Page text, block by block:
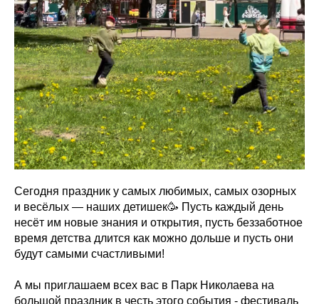
Сегодня праздник у самых любимых, самых озорных
и весёлых — наших детишек🥳 Пусть каждый день
несёт им новые знания и открытия, пусть беззаботное
время детства длится как можно дольше и пусть они
будут самыми счастливыми!
А мы приглашаем всех вас в Парк Николаева на
большой праздник в честь этого события - фестиваль